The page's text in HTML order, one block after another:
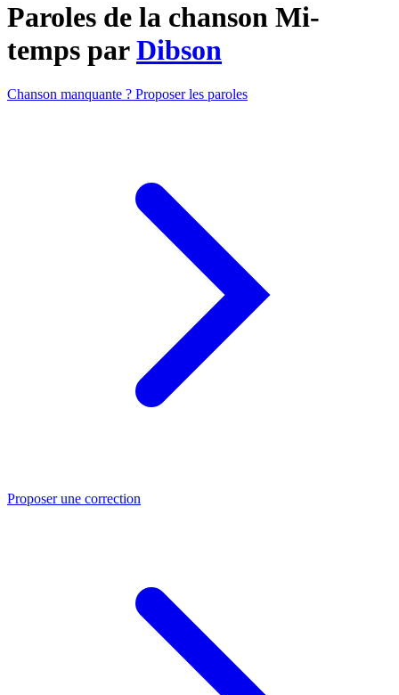
Paroles de la chanson Mi-
temps parDibson
Chanson manquante ? Proposer les paroles
Proposer une correction